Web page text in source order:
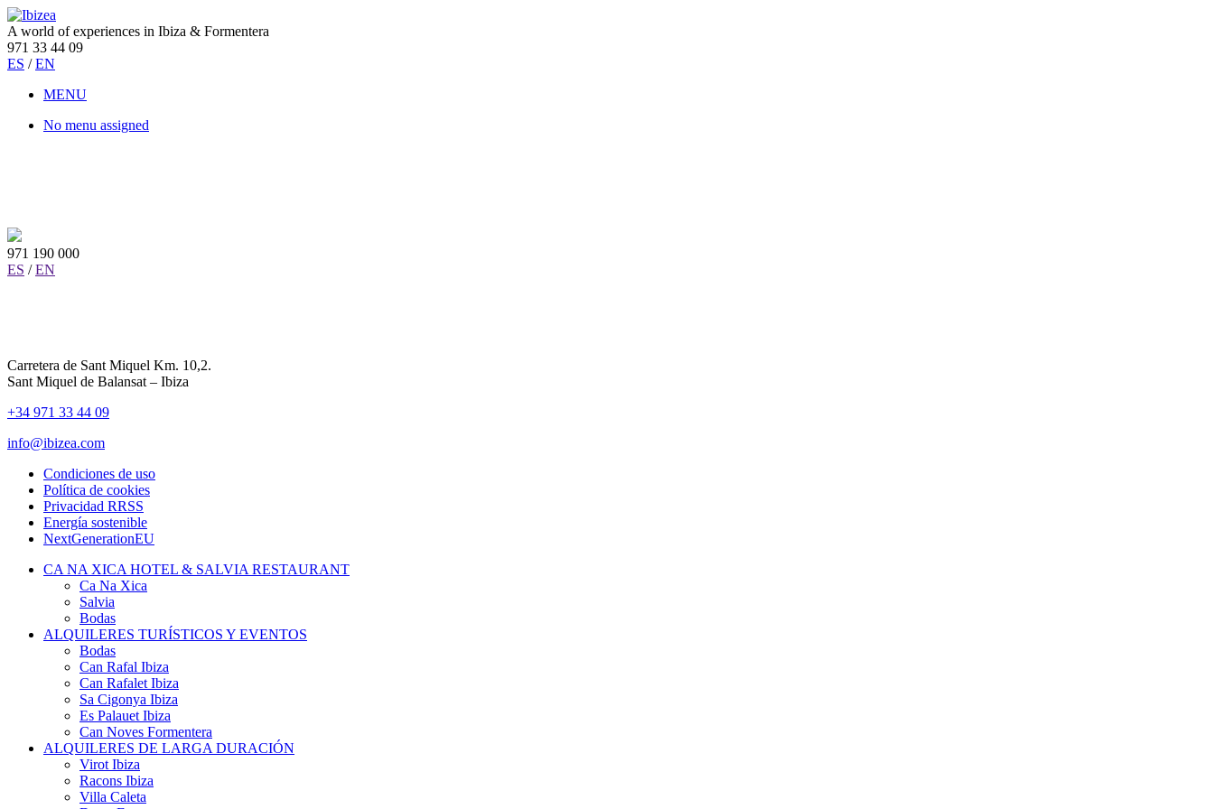
A world of experiences in Ibiza & Formentera
971 33 44 09
ES / EN
MENU
No menu assigned
971 190 000
ES / EN
Carretera de Sant Miquel Km. 10,2.
Sant Miquel de Balansat – Ibiza
+34 971 33 44 09
info@ibizea.com
Condiciones de uso
Política de cookies
Privacidad RRSS
Energía sostenible
NextGenerationEU
CA NA XICA HOTEL & SALVIA RESTAURANT
Ca Na Xica
Salvia
Bodas
ALQUILERES TURÍSTICOS Y EVENTOS
Bodas
Can Rafal Ibiza
Can Rafalet Ibiza
Sa Cigonya Ibiza
Es Palauet Ibiza
Can Noves Formentera
ALQUILERES DE LARGA DURACIÓN
Virot Ibiza
Racons Ibiza
Villa Caleta